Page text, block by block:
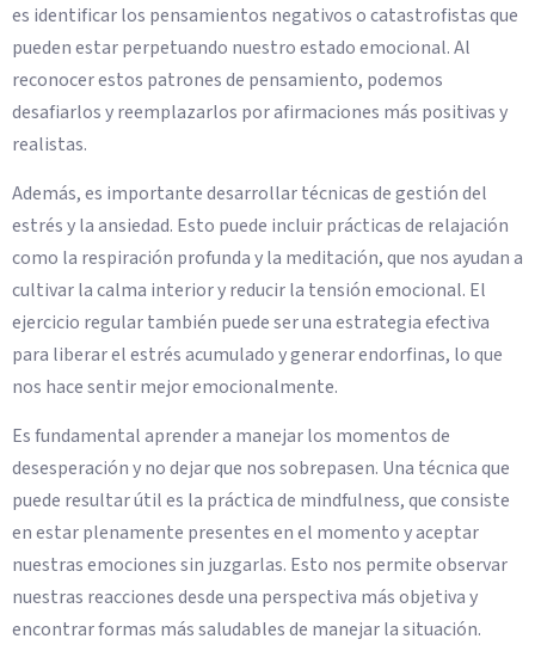
es identificar los pensamientos negativos o catastrofistas que
pueden estar perpetuando nuestro estado emocional. Al
reconocer estos patrones de pensamiento, podemos
desafiarlos y reemplazarlos por afirmaciones más positivas y
realistas.
Además, es importante desarrollar técnicas de gestión del
estrés y la ansiedad. Esto puede incluir prácticas de relajación
como la respiración profunda y la meditación, que nos ayudan a
cultivar la calma interior y reducir la tensión emocional. El
ejercicio regular también puede ser una estrategia efectiva
para liberar el estrés acumulado y generar endorfinas, lo que
nos hace sentir mejor emocionalmente.
Es fundamental aprender a manejar los momentos de
desesperación y no dejar que nos sobrepasen. Una técnica que
puede resultar útil es la práctica de mindfulness, que consiste
en estar plenamente presentes en el momento y aceptar
nuestras emociones sin juzgarlas. Esto nos permite observar
nuestras reacciones desde una perspectiva más objetiva y
encontrar formas más saludables de manejar la situación.